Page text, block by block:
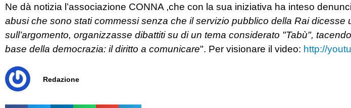
Ne dà notizia l’associazione CONNA ,che con la sua iniziativa ha inteso
abusi che sono stati commessi senza che il servizio pubblico della Rai dicesse
sull’argomento, organizzasse dibattiti su di un tema considerato "Tabù",
base della democrazia: il diritto a comunicare". Per visionare il video: http://
Redazione